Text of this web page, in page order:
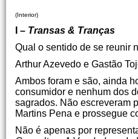
(Interior)
I – Transas & Tranças
Qual o sentido de se reunir
Arthur Azevedo e Gastão
Ambos foram e são, ainda
consumidor e nenhum dos
sagrados. Não escreveram
Martins Pena e prossegue
Não é apenas por